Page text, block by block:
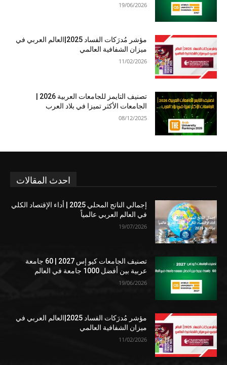
19/06/2026
مؤشر مُدرَكات الفساد 2025|العالم العربي في
ميزان الشفافية العالمي
11/02/2026
الجامعات الأكثر تميزا في بلاد العرب
08/12/2025
احدث المقالات
إجمالي الناتج المحلي 2025 | أداء الإقتصاد الكلي
في العالم العربي عالمياً
19/07/2026
تصنيف الجامعات كيو إس 2027 | 60 جامعة
عربية بين أفضل 1000 جامعة في العالم
19/06/2026
مؤشر مُدرَكات الفساد 2025|العالم العربي في
ميزان الشفافية العالمي
11/02/2026